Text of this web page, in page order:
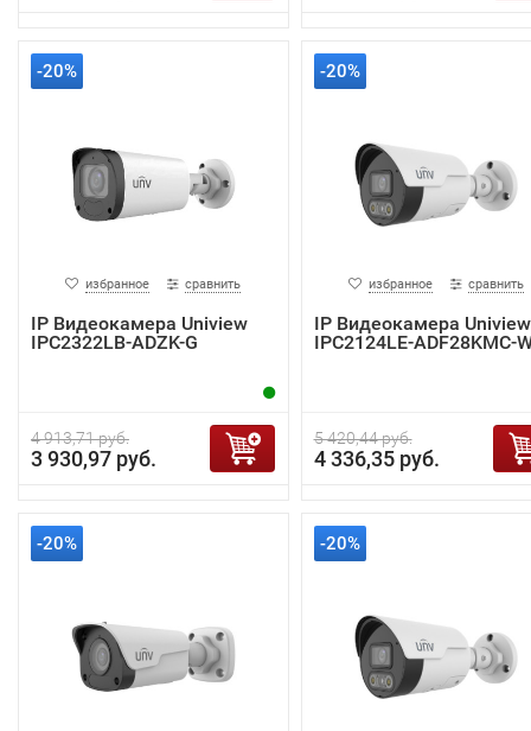
-20%
избранное сравнить
IP Видеокамера Uniview
IPC2322LB-ADZK-G
4 913,71 руб.
3 930,97 руб.
-20%
избранное сравнить
IP Видеокамера Uniview
IPC2124LE-ADF28KMC-
5 420,44 руб.
4 336,35 руб.
-20% -20%